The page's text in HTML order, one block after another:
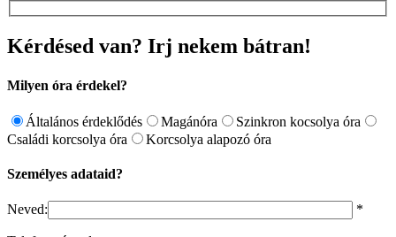
Kérdésed van? Irj nekem bátran!
Milyen óra érdekel?
Általános érdeklődés Magánóra
Szinkron kocsolya óra
Családi korcsolya óra
Korcsolya alapozó óra
Személyes adataid?
Neved: *